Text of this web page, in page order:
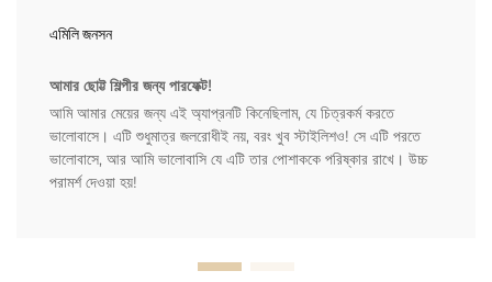
এমিলি জনসন
আমার ছোট্ট শিল্পীর জন্য পারফেক্ট!
আমি আমার মেয়ের জন্য এই অ্যাপ্রনটি কিনেছিলাম, যে চিত্রকর্ম করতে
ভালোবাসে। এটি শুধুমাত্র জলরোধীই নয়, বরং খুব স্টাইলিশও! সে এটি পরতে
ভালোবাসে, আর আমি ভালোবাসি যে এটি তার পোশাককে পরিষ্কার রাখে। উচ্চ
পরামর্শ দেওয়া হয়!